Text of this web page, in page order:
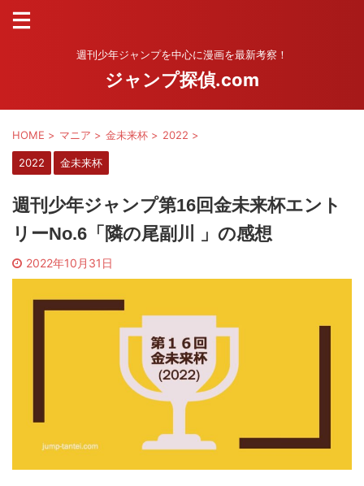
週刊少年ジャンプを中心に漫画を最新考察！
ジャンプ探偵.com
HOME > マニア > 金未来杯 > 2022 >
2022 金未来杯
週刊少年ジャンプ第16回金未来杯エント
リーNo.6「隣の尾副川 」の感想
2022年10月31日